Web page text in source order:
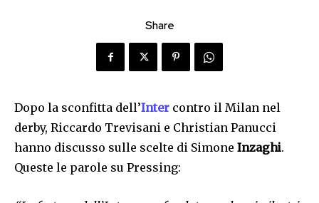
Share
Dopo la sconfitta dell’Inter contro il Milan nel
derby, Riccardo Trevisani e Christian Panucci
hanno discusso sulle scelte di Simone Inzaghi.
Queste le parole su Pressing: